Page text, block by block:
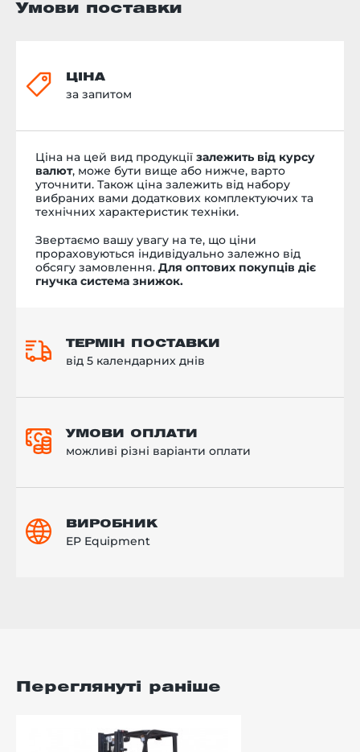
Умови поставки
ЦІНА
за запитом
Ціна на цей вид продукції залежить від курсу
валют, може бути вище або нижче, варто
уточнити. Також ціна залежить від набору
вибраних вами додаткових комплектуючих та
технічних характеристик техніки.
Звертаємо вашу увагу на те, що ціни
прораховуються індивідуально залежно від
обсягу замовлення. Для оптових покупців діє
гнучка система знижок.
ТЕРМІН ПОСТАВКИ
від 5 календарних днів
УМОВИ ОПЛАТИ
можливі різні варіанти оплати
ВИРОБНИК
EP Equipment
Переглянуті раніше